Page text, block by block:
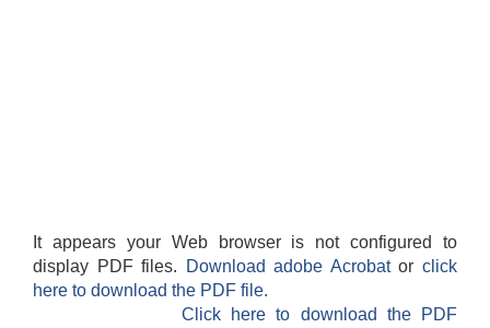
It appears your Web browser is not configured to
display PDF files.
Download adobe Acrobatorclick
here to download the PDF file.
Click here to download the PDF